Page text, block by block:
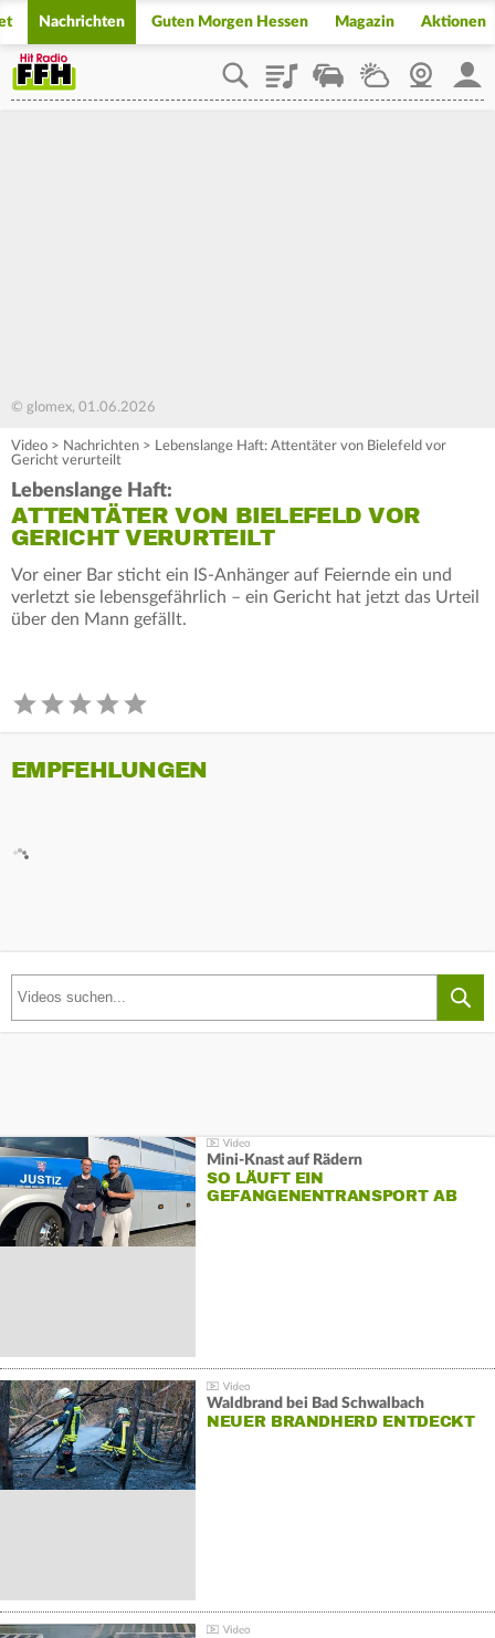
Nachrichten Guten Morgen Hessen Magazin Aktionen
PlaylistStaupilotWetterWebcam
© glomex, 01.06.2026
Video > Nachrichten > Lebenslange Haft: Attentäter von Bielefeld vor
Gericht verurteilt
Lebenslange Haft:
ATTENTÄTER VON BIELEFELD VOR
GERICHT VERURTEILT
Vor einer Bar sticht ein IS-Anhänger auf Feiernde ein und
verletzt sie lebensgefährlich – ein Gericht hat jetzt das Urteil
über den Mann gefällt.
EMPFEHLUNGEN
Mini-Knast auf Rädern
SO LÄUFT EIN
GEFANGENENTRANSPORT AB
Waldbrand bei Bad Schwalbach
NEUER BRANDHERD ENTDECKT